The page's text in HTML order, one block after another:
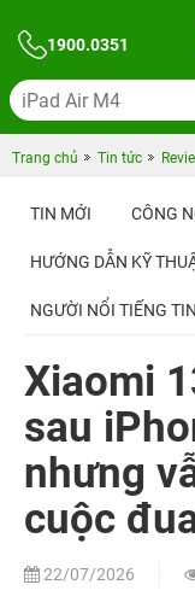
1900.0351
Trang chủ Tin tức
TIN MỚI CÔNG
HƯỚNG DẪN KỸ
NGƯỜI NỔI TIẾNG
Xiaomi
sau
nhưng
cuộc
22/07/2026